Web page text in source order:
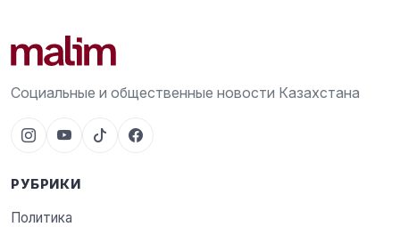
Социальные и общественные новости Казахстана
РУБРИКИ
Политика